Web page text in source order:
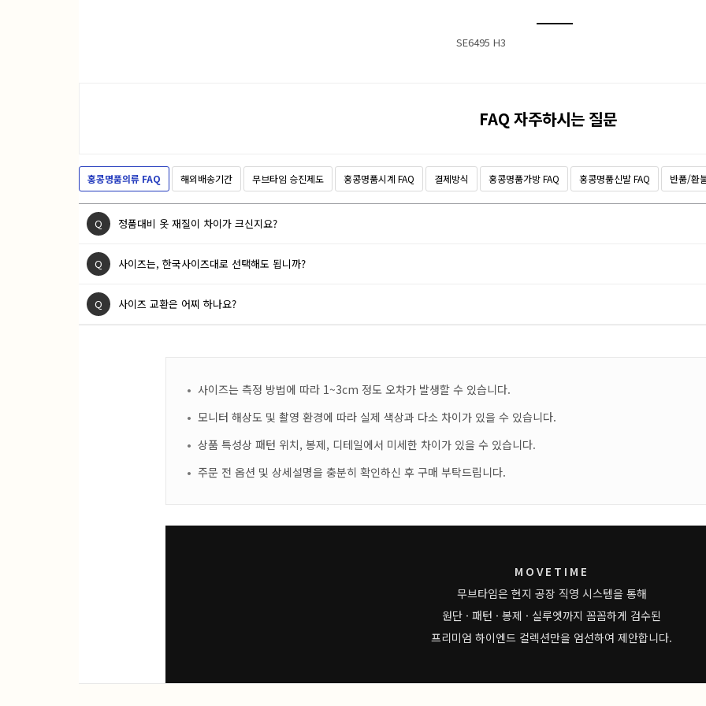
SE6495 H3
FAQ 자주하시는 질문
홍콩명품의류 FAQ 해외배송기간 무브타임 승진제도 홍콩명품시계 FAQ 결제방식 홍콩명품가방 FAQ 홍콩명품신발 FAQ 반품/환
Q 정품대비 옷 재질이 차이가 크신지요?
Q 사이즈는, 한국사이즈대로 선택해도 됩니까?
Q 사이즈 교환은 어찌 하나요?
사이즈는 측정 방법에 따라 1~3cm 정도 오차가 발생할 수 있습니다.
모니터 해상도 및 촬영 환경에 따라 실제 색상과 다소 차이가 있을 수 있습니다.
상품 특성상 패턴 위치, 봉제, 디테일에서 미세한 차이가 있을 수 있습니다.
주문 전 옵션 및 상세설명을 충분히 확인하신 후 구매 부탁드립니다.
MOVETIME
무브타임은 현지 공장 직영 시스템을 통해
원단 · 패턴 · 봉제 · 실루엣까지 꼼꼼하게 검수된
프리미엄 하이엔드 컬렉션만을 엄선하여 제안합니다.